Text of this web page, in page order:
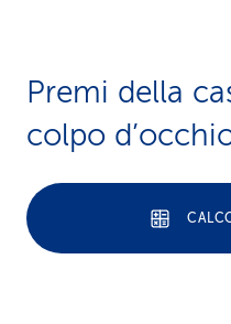
Premi della
colpo